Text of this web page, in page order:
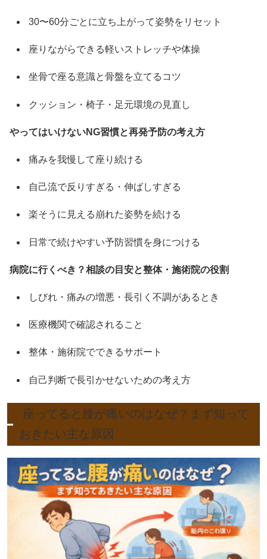
30〜60分ごとに立ち上がって姿勢をリセット
座りながらできる軽いストレッチや体操
坐骨で座る意識と骨盤を立てるコツ
クッション・椅子・足元環境の見直し
やってはいけないNG習慣と再発予防の考え方
痛みを我慢して座り続ける
自己流で反りすぎる・伸ばしすぎる
楽そうに見える崩れた姿勢を続ける
日常で続けやすい予防習慣を身につける
病院に行くべき？相談の目安と整体・施術院の役割
しびれ・痛みの増悪・長引く不調があるとき
医療機関で確認されること
整体・施術院でできるサポート
自己判断で長引かせないための考え方
座ってると腰が痛いのはなぜ？まず知って
おきたい主な原因